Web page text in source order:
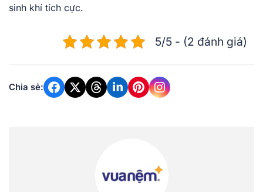
sinh khí tích cực.
5/5 - (2 đánh giá)
Chia sẻ: